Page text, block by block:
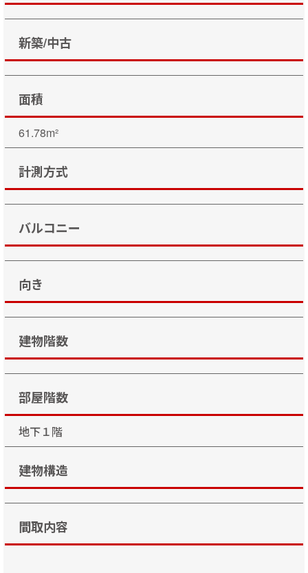
新築/中古
面積
61.78m²
計測方式
バルコニー
向き
建物階数
部屋階数
地下１階
建物構造
間取内容